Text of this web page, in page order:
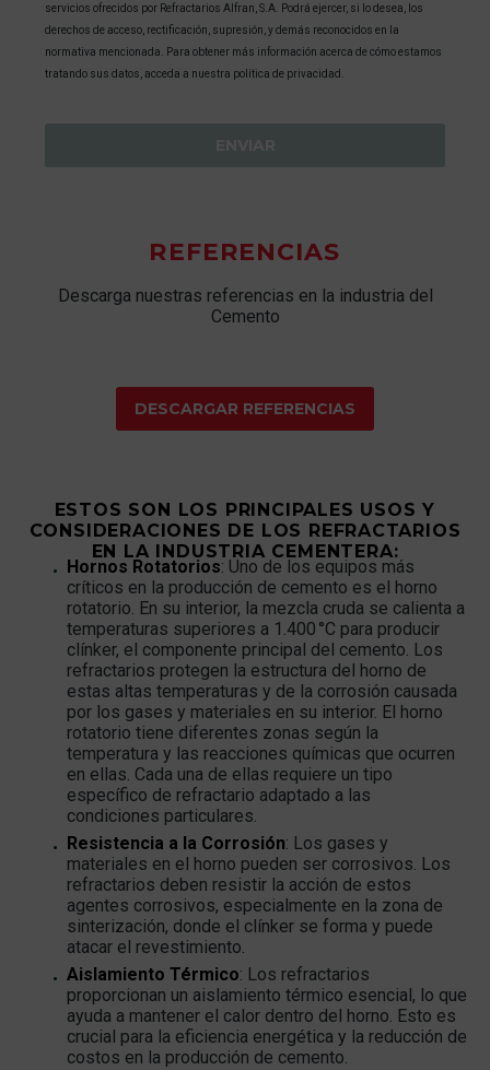
servicios ofrecidos por Refractarios Alfran, S.A. Podrá ejercer, si lo desea, los
derechos de acceso, rectificación, supresión, y demás reconocidos en la
normativa mencionada. Para obtener más información acerca de cómo estamos
tratando sus datos, acceda a nuestra política de privacidad.
REFERENCIAS
Descarga nuestras referencias en la industria del
Cemento
DESCARGAR REFERENCIAS
ESTOS SON LOS PRINCIPALES USOS Y
CONSIDERACIONES DE LOS REFRACTARIOS
EN LA INDUSTRIA CEMENTERA:
Hornos Rotatorios: Uno de los equipos más
críticos en la producción de cemento es el horno
rotatorio. En su interior, la mezcla cruda se calienta a
temperaturas superiores a 1.400 °C para producir
clínker, el componente principal del cemento. Los
refractarios protegen la estructura del horno de
estas altas temperaturas y de la corrosión causada
por los gases y materiales en su interior. El horno
rotatorio tiene diferentes zonas según la
temperatura y las reacciones químicas que ocurren
en ellas. Cada una de ellas requiere un tipo
específico de refractario adaptado a las
condiciones particulares.
Resistencia a la Corrosión: Los gases y
materiales en el horno pueden ser corrosivos. Los
refractarios deben resistir la acción de estos
agentes corrosivos, especialmente en la zona de
sinterización, donde el clínker se forma y puede
atacar el revestimiento.
Aislamiento Térmico: Los refractarios
proporcionan un aislamiento térmico esencial, lo que
ayuda a mantener el calor dentro del horno. Esto es
crucial para la eficiencia energética y la reducción de
costos en la producción de cemento.